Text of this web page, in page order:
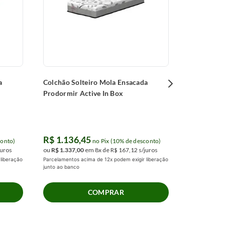
Colchão Solteiro Mola Ensacada
Prodormir Active In Box
R$ 1.136,45 no Pix (10% de desconto)
ou R$ 1.337,00em 8x deR$ 167,12 s/juros
Parcelamentos acima de 12x podem exigir liberação
junto ao banco
COMPRAR